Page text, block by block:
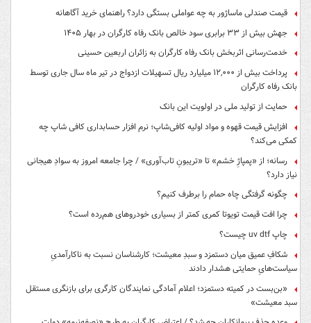
قیمت صندلی ماساژور به چه عواملی بستگی دارد؟ راهنمای خرید آگاهانه
جهش بیش از ۳۳ برابری سود خالص بانک رفاه کارگران در بهار ۱۴۰۵
خدمت‌رسانی اثربخش بانک رفاه کارگران به زائران اربعین حسینی
پرداخت بیش از ۱۲,۰۰۰ میلیارد ریال تسهیلات ازدواج در تیر ماه سال جاری توسط
بانک رفاه کارگران
حمایت از تولید ملی در اولویت این بانک
افزایش قیمت قهوه و مواد اولیه کافی‌شاپ؛ نرم افزار حسابداری کافی شاپ چه
کمکی می‌کند؟
رسانه؛ از «پمپاژِ خشم» تا «تریبونِ تاب‌آوری» / چرا جامعه امروز به سوادِ هیجانی
نیاز دارد؟
چگونه گرفتگی چاه حمام را برطرف کنیم؟
چرا افت قیمت تویوتا کمری کمتر از بسیاری خودروهای هم‌رده است؟
چاپ uv dtf چیست؟
شکافِ عمیق میان دستمزد و سبدِ معیشت؛ کارشناسان نسبت به ناکارآمدیِ
سیاست‌هایِ حمایتی هشدار دادند
«بن‌بست در کمیته دستمزد؛ اعلام آمادگی نمایندگان کارگری برای بازنگری مستقل
سبد معیشت»